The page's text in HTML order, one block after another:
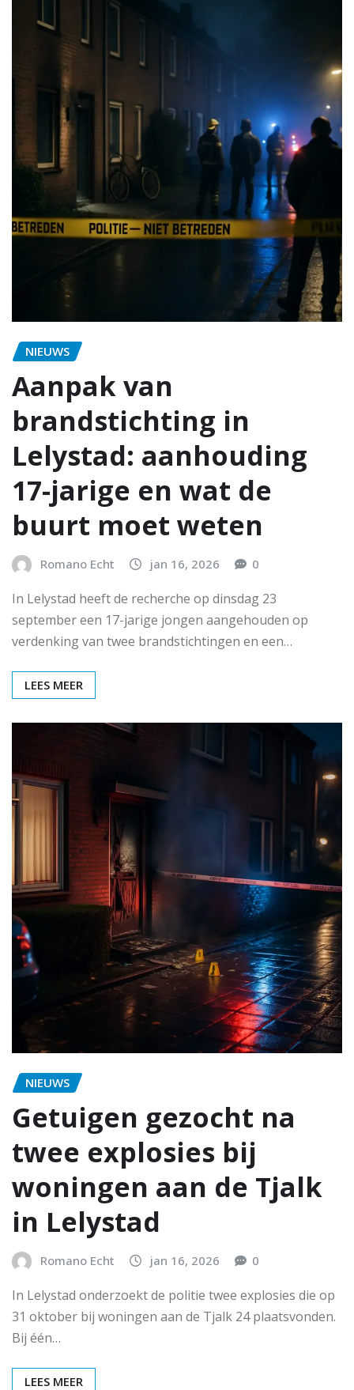
NIEUWS
Aanpak van
brandstichting in
Lelystad: aanhouding
17-jarige en wat de
buurt moet weten
Romano Echt jan 16, 2026 0
In Lelystad heeft de recherche op dinsdag 23
september een 17-jarige jongen aangehouden op
verdenking van twee brandstichtingen en een…
LEES MEER
NIEUWS
Getuigen gezocht na
twee explosies bij
woningen aan de Tjalk
in Lelystad
Romano Echt jan 16, 2026 0
In Lelystad onderzoekt de politie twee explosies die op
31 oktober bij woningen aan de Tjalk 24 plaatsvonden.
Bij één…
LEES MEER